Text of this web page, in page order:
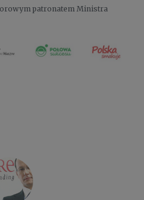
patronatem Ministra